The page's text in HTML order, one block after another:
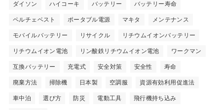
ダイソン ハイコーキ バッテリー バッテリー寿命
ペルチェベスト ポータブル電源 マキタ メンテナンス
モバイルバッテリー リサイクル リチウムイオンバッテリー
リチウムイオン電池 リン酸鉄リチウムイオン電池 ワークマン
互換バッテリー 充電式 安全対策 安全性 寿命
廃棄方法 掃除機 日本製 空調服 資源有効利用促進法
車中泊 選び方 防災 電動工具 飛行機持ち込み